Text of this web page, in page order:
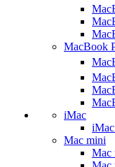
MacBook
iMac
Mac mini
Mac